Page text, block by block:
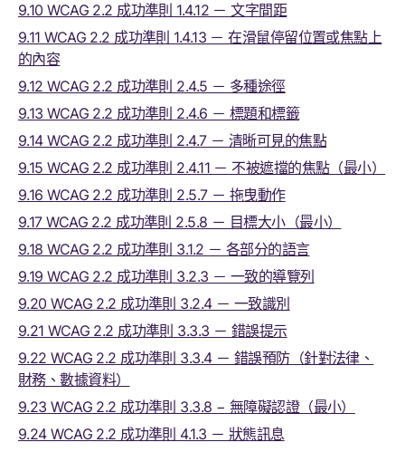
9.10 WCAG 2.2 成功準則 1.4.12 － 文字間距
9.11 WCAG 2.2 成功準則 1.4.13 － 在滑鼠停留位置或焦點上
的內容
9.12 WCAG 2.2 成功準則 2.4.5 － 多種途徑
9.13 WCAG 2.2 成功準則 2.4.6 － 標題和標籤
9.14 WCAG 2.2 成功準則 2.4.7 － 清晰可見的焦點
9.15 WCAG 2.2 成功準則 2.4.11 － 不被遮擋的焦點（最小）
9.16 WCAG 2.2 成功準則 2.5.7 － 拖曳動作
9.17 WCAG 2.2 成功準則 2.5.8 － 目標大小（最小）
9.18 WCAG 2.2 成功準則 3.1.2 － 各部分的語言
9.19 WCAG 2.2 成功準則 3.2.3 － 一致的導覽列
9.20 WCAG 2.2 成功準則 3.2.4 － 一致識別
9.21 WCAG 2.2 成功準則 3.3.3 － 錯誤提示
9.22 WCAG 2.2 成功準則 3.3.4 － 錯誤預防（針對法律、
財務、數據資料）
9.23 WCAG 2.2 成功準則 3.3.8 − 無障礙認證（最小）
9.24 WCAG 2.2 成功準則 4.1.3 － 狀態訊息